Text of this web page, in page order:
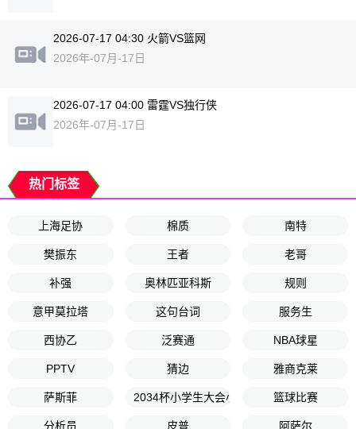
2026-07-17 04:30 火箭VS篮网
2026年-07月-17日
2026-07-17 04:00 雷霆VS独行侠
2026年-07月-17日
热门标签
上海足协 棉质 南特
樊振东 王者 老哥
补强 奥林匹亚科斯 规则
意甲莫拉塔 这句台词 服务生
西协乙 泛赛通 NBA球星
PPTV 猜边 雅商克莱
萨斯菲 2034杯小学生大会小将红队 篮球比赛
分析员 皮普 阿萨尔